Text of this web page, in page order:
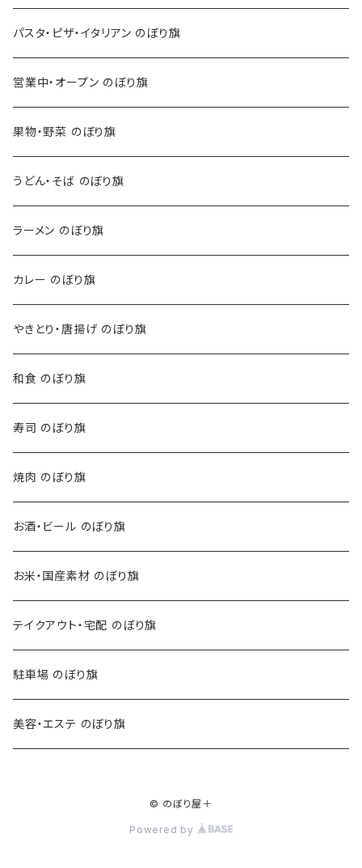
パスタ・ピザ・イタリアン のぼり旗
営業中・オープン のぼり旗
果物・野菜 のぼり旗
うどん・そば のぼり旗
ラーメン のぼり旗
カレー のぼり旗
やきとり・唐揚げ のぼり旗
和食 のぼり旗
寿司 のぼり旗
焼肉 のぼり旗
お酒・ビール のぼり旗
お米・国産素材 のぼり旗
テイクアウト・宅配 のぼり旗
駐車場 のぼり旗
美容・エステ のぼり旗
© のぼり屋＋
Powered by